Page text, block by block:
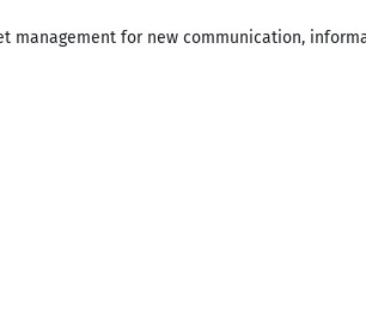
management for new communication,